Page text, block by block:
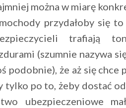
można w miarę
przydałoby się
trafiają
(szumnie nazywa
podobnie), że aż się chce
tylko po to, żeby dostać
ubezpieczeniowe